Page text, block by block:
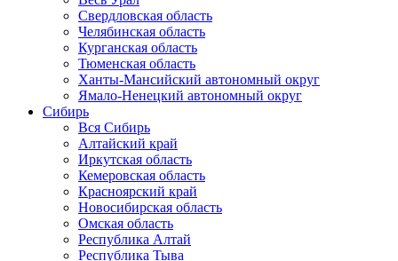
Свердловская область
Челябинская область
Курганская область
Тюменская область
Ханты-Мансийский автономный округ
Ямало-Ненецкий автономный округ
Сибирь
Вся Сибирь
Алтайский край
Иркутская область
Кемеровская область
Красноярский край
Новосибирская область
Омская область
Республика Алтай
Республика Тыва